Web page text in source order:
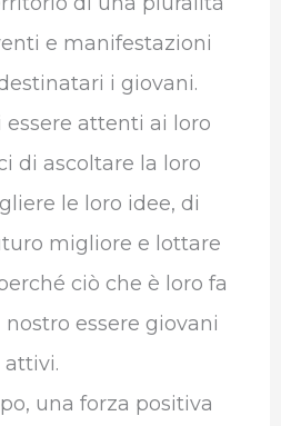
e manifestazioni
i giovani.
attenti ai loro
di ascoltare la loro
le loro idee, di
migliore e lottare
ciò che è loro fa
essere giovani
attivi.
una forza positiva